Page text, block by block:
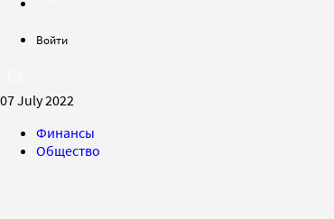
Войти
07 July 2022
Финансы
Общество